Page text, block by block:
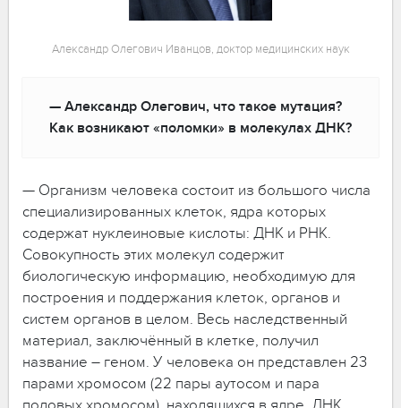
Александр Олегович Иванцов, доктор медицинских наук
— Александр Олегович, что такое мутация?
Как возникают «поломки» в молекулах ДНК?
— Организм человека состоит из большого числа
специализированных клеток, ядра которых
содержат нуклеиновые кислоты: ДНК и РНК.
Совокупность этих молекул содержит
биологическую информацию, необходимую для
построения и поддержания клеток, органов и
систем органов в целом. Весь наследственный
материал, заключённый в клетке, получил
название – геном. У человека он представлен 23
парами хромосом (22 пары аутосом и пара